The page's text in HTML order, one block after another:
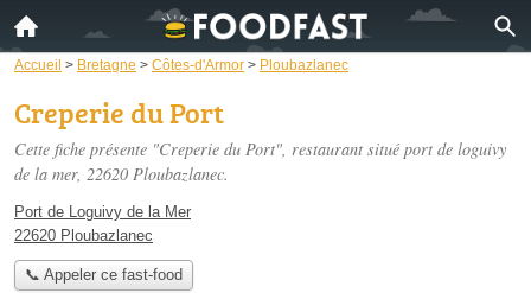
Accueil > Bretagne > Côtes-d'Armor > Ploubazlanec
Creperie du Port
Cette fiche présente "Creperie du Port", restaurant situé port de loguivy
de la mer, 22620 Ploubazlanec.
Port de Loguivy de la Mer
22620 Ploubazlanec
📞 Appeler ce fast-food